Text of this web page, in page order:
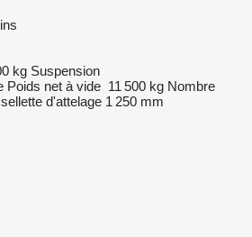
kg Suspension
Poids net à vide 11 500 kg Nombre
d'attelage 1 250 mm